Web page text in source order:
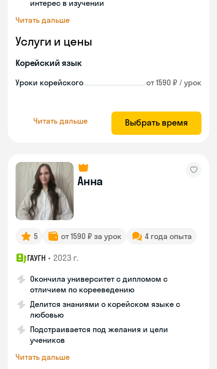
интерес в изучении
Читать дальше
Услуги и цены
Корейский язык
Уроки корейского от 1590 ₽ / урок
Читать дальше Выбрать время
Анна
5 от 1590 ₽ за урок 4 года опыта
ГАУГН • 2023 г.
Окончила университет с дипломом с
отличием по корееведению
Делится знаниями о корейском языке с
любовью
Подстраивается под желания и цели
учеников
Читать дальше